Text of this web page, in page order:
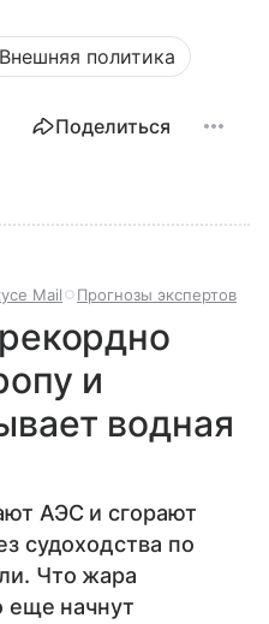
Внешняя политика
Поделиться
Mail Прогнозы экспертов
и
водная
АЭС и сгорают
судоходства по
Что жара
еще начнут